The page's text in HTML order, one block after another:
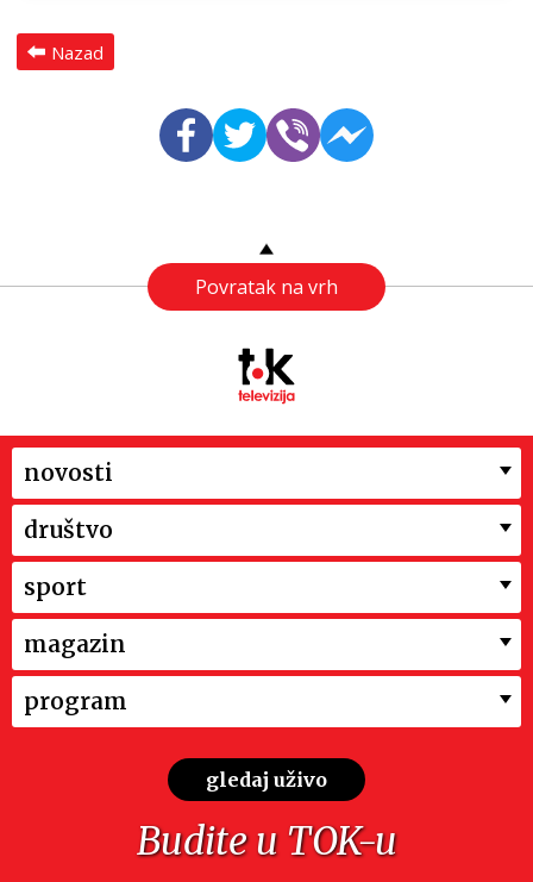
Nazad
Povratak na vrh
novosti
društvo
sport
magazin
program
gledaj uživo
Budite u TOK-u